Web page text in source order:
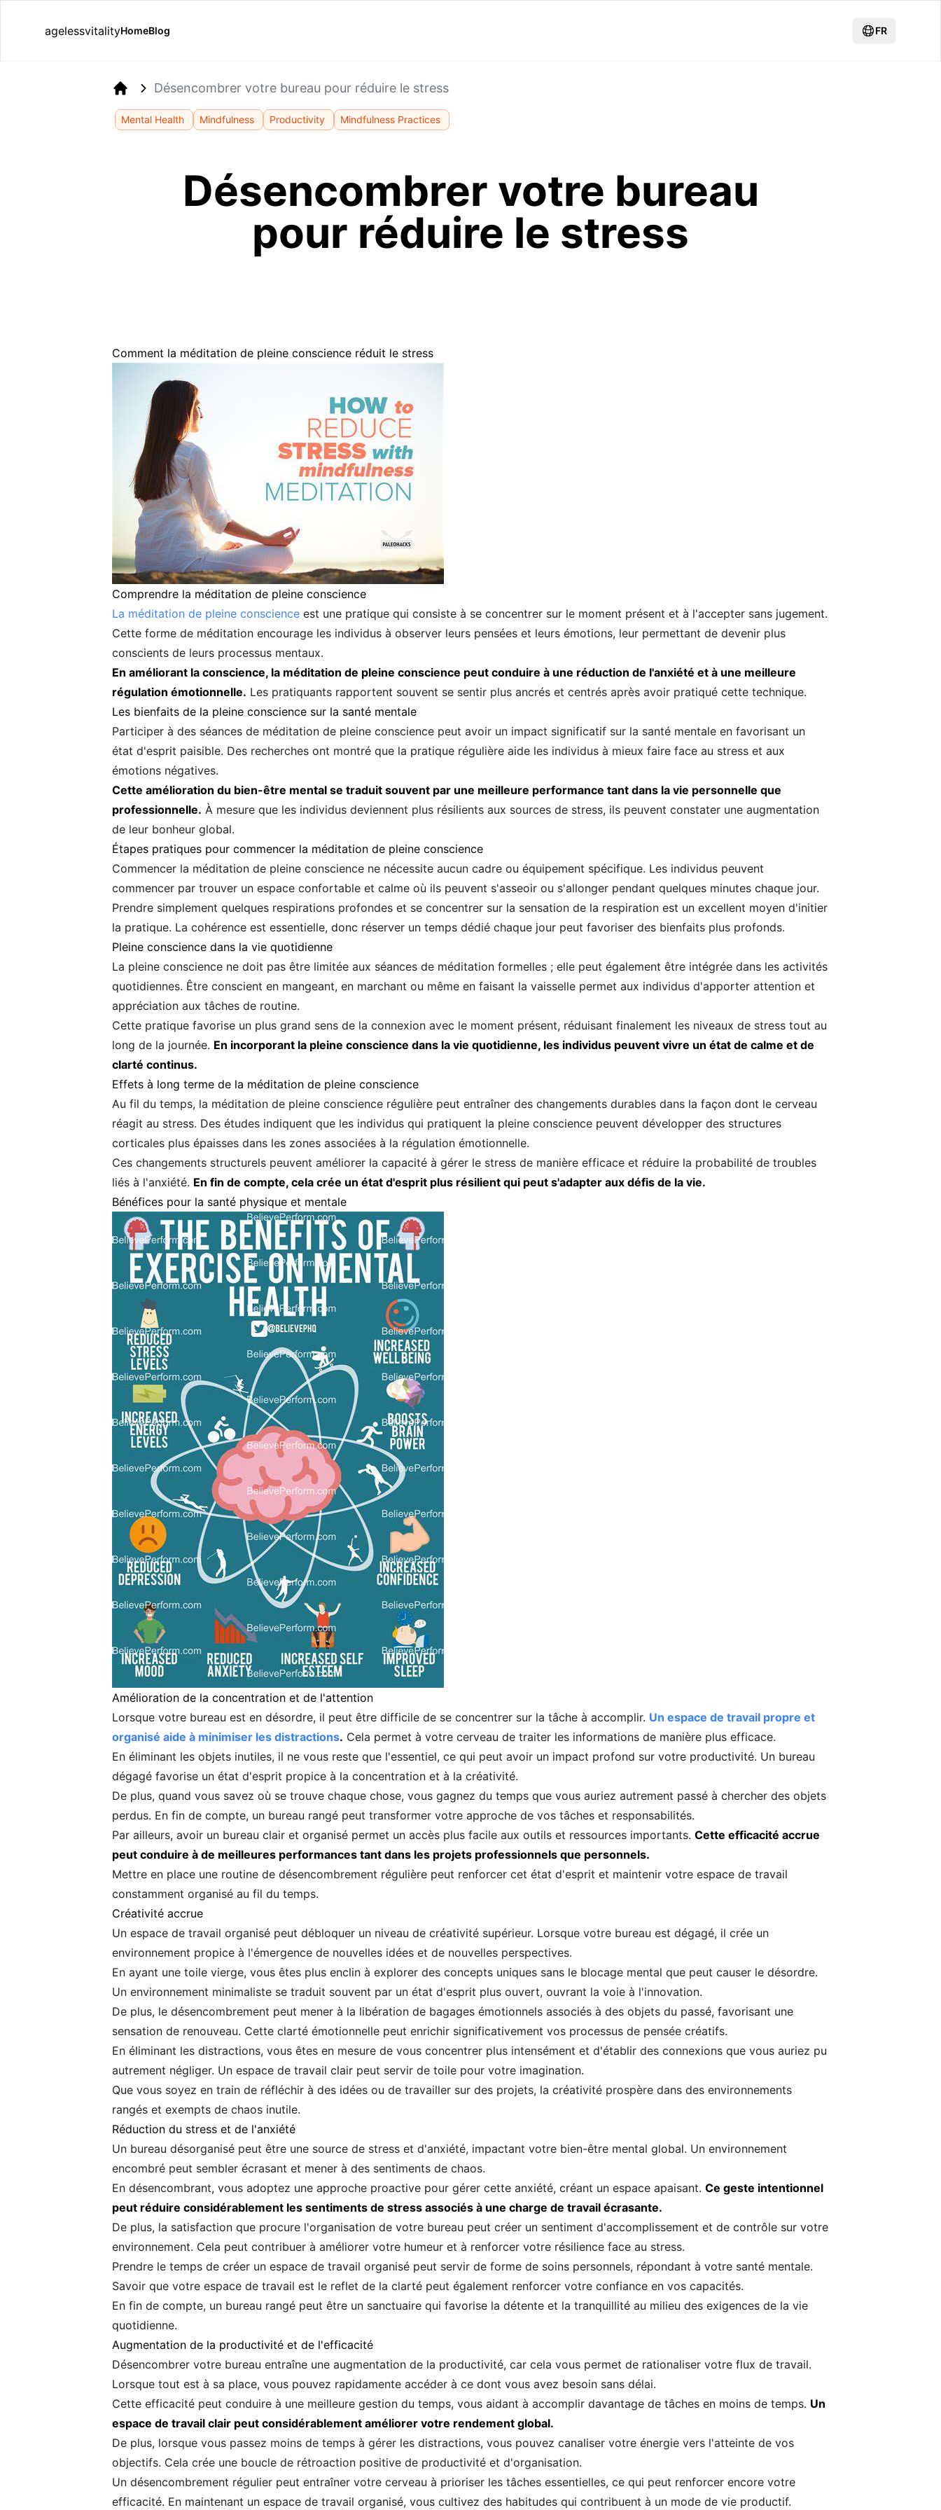
agelessvitalityHomeBlog FR
Désencombrer votre bureau pour réduire le stress
Mental Health Mindfulness Productivity Mindfulness Practices
Désencombrer votre bureau
pour réduire le stress
Comment la méditation de pleine conscience réduit le stress
Comprendre la méditation de pleine conscience
La méditation de pleine conscience est une pratique qui consiste à se concentrer sur le moment présent et à l'accepter sans jugement.
Cette forme de méditation encourage les individus à observer leurs pensées et leurs émotions, leur permettant de devenir plus
conscients de leurs processus mentaux.
En améliorant la conscience, la méditation de pleine conscience peut conduire à une réduction de l'anxiété et à une meilleure
régulation émotionnelle. Les pratiquants rapportent souvent se sentir plus ancrés et centrés après avoir pratiqué cette technique.
Les bienfaits de la pleine conscience sur la santé mentale
Participer à des séances de méditation de pleine conscience peut avoir un impact significatif sur la santé mentale en favorisant un
état d'esprit paisible. Des recherches ont montré que la pratique régulière aide les individus à mieux faire face au stress et aux
émotions négatives.
Cette amélioration du bien-être mental se traduit souvent par une meilleure performance tant dans la vie personnelle que
professionnelle. À mesure que les individus deviennent plus résilients aux sources de stress, ils peuvent constater une augmentation
de leur bonheur global.
Étapes pratiques pour commencer la méditation de pleine conscience
Commencer la méditation de pleine conscience ne nécessite aucun cadre ou équipement spécifique. Les individus peuvent
commencer par trouver un espace confortable et calme où ils peuvent s'asseoir ou s'allonger pendant quelques minutes chaque jour.
Prendre simplement quelques respirations profondes et se concentrer sur la sensation de la respiration est un excellent moyen d'initier
la pratique. La cohérence est essentielle, donc réserver un temps dédié chaque jour peut favoriser des bienfaits plus profonds.
Pleine conscience dans la vie quotidienne
La pleine conscience ne doit pas être limitée aux séances de méditation formelles ; elle peut également être intégrée dans les activités
quotidiennes. Être conscient en mangeant, en marchant ou même en faisant la vaisselle permet aux individus d'apporter attention et
appréciation aux tâches de routine.
Cette pratique favorise un plus grand sens de la connexion avec le moment présent, réduisant finalement les niveaux de stress tout au
long de la journée. En incorporant la pleine conscience dans la vie quotidienne, les individus peuvent vivre un état de calme et de
clarté continus.
Effets à long terme de la méditation de pleine conscience
Au fil du temps, la méditation de pleine conscience régulière peut entraîner des changements durables dans la façon dont le cerveau
réagit au stress. Des études indiquent que les individus qui pratiquent la pleine conscience peuvent développer des structures
corticales plus épaisses dans les zones associées à la régulation émotionnelle.
Ces changements structurels peuvent améliorer la capacité à gérer le stress de manière efficace et réduire la probabilité de troubles
liés à l'anxiété. En fin de compte, cela crée un état d'esprit plus résilient qui peut s'adapter aux défis de la vie.
Bénéfices pour la santé physique et mentale
Amélioration de la concentration et de l'attention
Lorsque votre bureau est en désordre, il peut être difficile de se concentrer sur la tâche à accomplir. Un espace de travail propre et
organisé aide à minimiser les distractions. Cela permet à votre cerveau de traiter les informations de manière plus efficace.
En éliminant les objets inutiles, il ne vous reste que l'essentiel, ce qui peut avoir un impact profond sur votre productivité. Un bureau
dégagé favorise un état d'esprit propice à la concentration et à la créativité.
De plus, quand vous savez où se trouve chaque chose, vous gagnez du temps que vous auriez autrement passé à chercher des objets
perdus. En fin de compte, un bureau rangé peut transformer votre approche de vos tâches et responsabilités.
Par ailleurs, avoir un bureau clair et organisé permet un accès plus facile aux outils et ressources importants. Cette efficacité accrue
peut conduire à de meilleures performances tant dans les projets professionnels que personnels.
Mettre en place une routine de désencombrement régulière peut renforcer cet état d'esprit et maintenir votre espace de travail
constamment organisé au fil du temps.
Créativité accrue
Un espace de travail organisé peut débloquer un niveau de créativité supérieur. Lorsque votre bureau est dégagé, il crée un
environnement propice à l'émergence de nouvelles idées et de nouvelles perspectives.
En ayant une toile vierge, vous êtes plus enclin à explorer des concepts uniques sans le blocage mental que peut causer le désordre.
Un environnement minimaliste se traduit souvent par un état d'esprit plus ouvert, ouvrant la voie à l'innovation.
De plus, le désencombrement peut mener à la libération de bagages émotionnels associés à des objets du passé, favorisant une
sensation de renouveau. Cette clarté émotionnelle peut enrichir significativement vos processus de pensée créatifs.
En éliminant les distractions, vous êtes en mesure de vous concentrer plus intensément et d'établir des connexions que vous auriez pu
autrement négliger. Un espace de travail clair peut servir de toile pour votre imagination.
Que vous soyez en train de réfléchir à des idées ou de travailler sur des projets, la créativité prospère dans des environnements
rangés et exempts de chaos inutile.
Réduction du stress et de l'anxiété
Un bureau désorganisé peut être une source de stress et d'anxiété, impactant votre bien-être mental global. Un environnement
encombré peut sembler écrasant et mener à des sentiments de chaos.
En désencombrant, vous adoptez une approche proactive pour gérer cette anxiété, créant un espace apaisant. Ce geste intentionnel
peut réduire considérablement les sentiments de stress associés à une charge de travail écrasante.
De plus, la satisfaction que procure l'organisation de votre bureau peut créer un sentiment d'accomplissement et de contrôle sur votre
environnement. Cela peut contribuer à améliorer votre humeur et à renforcer votre résilience face au stress.
Prendre le temps de créer un espace de travail organisé peut servir de forme de soins personnels, répondant à votre santé mentale.
Savoir que votre espace de travail est le reflet de la clarté peut également renforcer votre confiance en vos capacités.
En fin de compte, un bureau rangé peut être un sanctuaire qui favorise la détente et la tranquillité au milieu des exigences de la vie
quotidienne.
Augmentation de la productivité et de l'efficacité
Désencombrer votre bureau entraîne une augmentation de la productivité, car cela vous permet de rationaliser votre flux de travail.
Lorsque tout est à sa place, vous pouvez rapidamente accéder à ce dont vous avez besoin sans délai.
Cette efficacité peut conduire à une meilleure gestion du temps, vous aidant à accomplir davantage de tâches en moins de temps. Un
espace de travail clair peut considérablement améliorer votre rendement global.
De plus, lorsque vous passez moins de temps à gérer les distractions, vous pouvez canaliser votre énergie vers l'atteinte de vos
objectifs. Cela crée une boucle de rétroaction positive de productivité et d'organisation.
Un désencombrement régulier peut entraîner votre cerveau à prioriser les tâches essentielles, ce qui peut renforcer encore votre
efficacité. En maintenant un espace de travail organisé, vous cultivez des habitudes qui contribuent à un mode de vie productif.